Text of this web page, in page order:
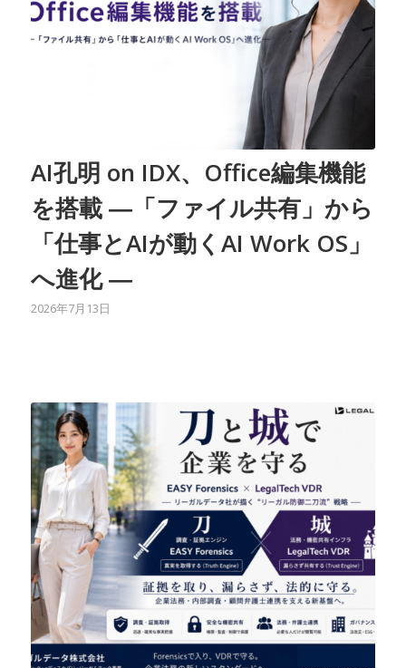
AI孔明 on IDX、Office編集機能
を搭載 ―「ファイル共有」から
「仕事とAIが動くAI Work OS」
へ進化 ―
2026年7月13日